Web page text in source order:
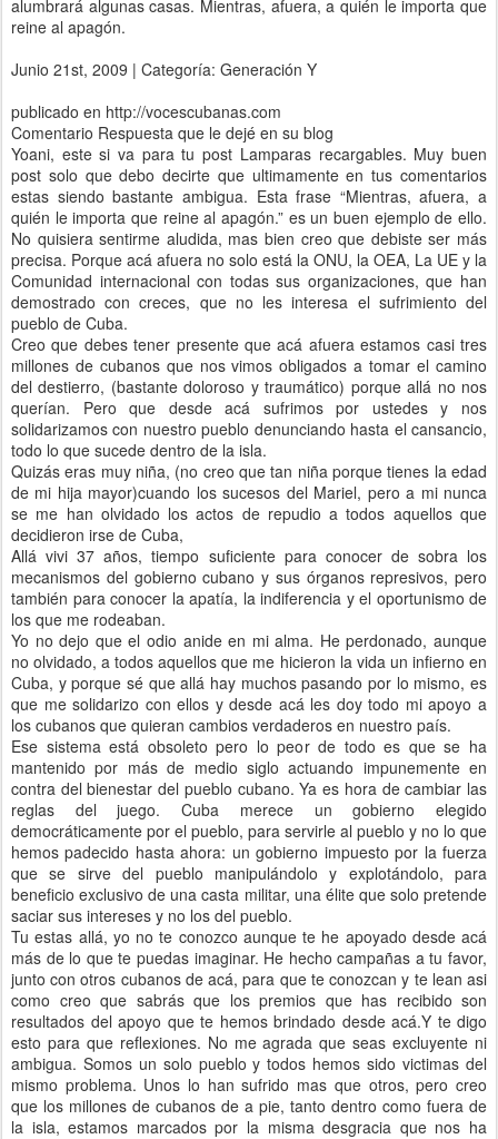
alumbrará algunas casas. Mientras, afuera, a quién le importa que
reine al apagón.
Junio 21st, 2009 | Categoría: Generación Y
publicado en http://vocescubanas.com
Comentario Respuesta que le dejé en su blog
Yoani, este si va para tu post Lamparas recargables. Muy buen
post solo que debo decirte que ultimamente en tus comentarios
estas siendo bastante ambigua. Esta frase “Mientras, afuera, a
quién le importa que reine al apagón.” es un buen ejemplo de ello.
No quisiera sentirme aludida, mas bien creo que debiste ser más
precisa. Porque acá afuera no solo está la ONU, la OEA, La UE y la
Comunidad internacional con todas sus organizaciones, que han
demostrado con creces, que no les interesa el sufrimiento del
pueblo de Cuba.
Creo que debes tener presente que acá afuera estamos casi tres
millones de cubanos que nos vimos obligados a tomar el camino
del destierro, (bastante doloroso y traumático) porque allá no nos
querían. Pero que desde acá sufrimos por ustedes y nos
solidarizamos con nuestro pueblo denunciando hasta el cansancio,
todo lo que sucede dentro de la isla.
Quizás eras muy niña, (no creo que tan niña porque tienes la edad
de mi hija mayor)cuando los sucesos del Mariel, pero a mi nunca
se me han olvidado los actos de repudio a todos aquellos que
decidieron irse de Cuba,
Allá vivi 37 años, tiempo suficiente para conocer de sobra los
mecanismos del gobierno cubano y sus órganos represivos, pero
también para conocer la apatía, la indiferencia y el oportunismo de
los que me rodeaban.
Yo no dejo que el odio anide en mi alma. He perdonado, aunque
no olvidado, a todos aquellos que me hicieron la vida un infierno en
Cuba, y porque sé que allá hay muchos pasando por lo mismo, es
que me solidarizo con ellos y desde acá les doy todo mi apoyo a
los cubanos que quieran cambios verdaderos en nuestro país.
Ese sistema está obsoleto pero lo peor de todo es que se ha
mantenido por más de medio siglo actuando impunemente en
contra del bienestar del pueblo cubano. Ya es hora de cambiar las
reglas del juego. Cuba merece un gobierno elegido
democráticamente por el pueblo, para servirle al pueblo y no lo que
hemos padecido hasta ahora: un gobierno impuesto por la fuerza
que se sirve del pueblo manipulándolo y explotándolo, para
beneficio exclusivo de una casta militar, una élite que solo pretende
saciar sus intereses y no los del pueblo.
Tu estas allá, yo no te conozco aunque te he apoyado desde acá
más de lo que te puedas imaginar. He hecho campañas a tu favor,
junto con otros cubanos de acá, para que te conozcan y te lean asi
como creo que sabrás que los premios que has recibido son
resultados del apoyo que te hemos brindado desde acá.Y te digo
esto para que reflexiones. No me agrada que seas excluyente ni
ambigua. Somos un solo pueblo y todos hemos sido victimas del
mismo problema. Unos lo han sufrido mas que otros, pero creo
que los millones de cubanos de a pie, tanto dentro como fuera de
la isla, estamos marcados por la misma desgracia que nos ha